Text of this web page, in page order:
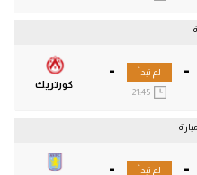
-
-
كورتريك
لم تبدأ
-
-
لم تبدأ